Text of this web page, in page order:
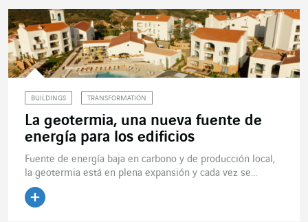
BUILDINGS TRANSFORMATION
La geotermia, una nueva fuente de
energía para los edificios
Fuente de energía baja en carbono y de producción local,
la geotermia está en plena expansión y cada vez se...